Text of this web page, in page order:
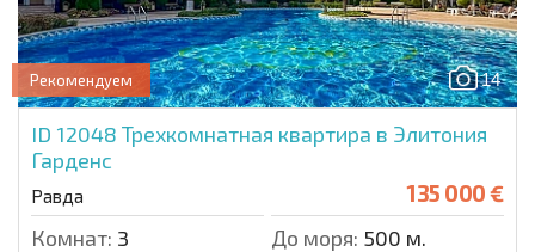
14
Рекомендуем
ID 12048 Трехкомнатная квартира в Элитония
Гарденс
Равда 135 000 €
Комнат: 3 До моря: 500 м.